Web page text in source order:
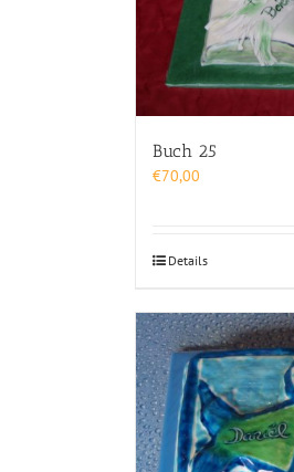
Buch 25
€70,00
Details